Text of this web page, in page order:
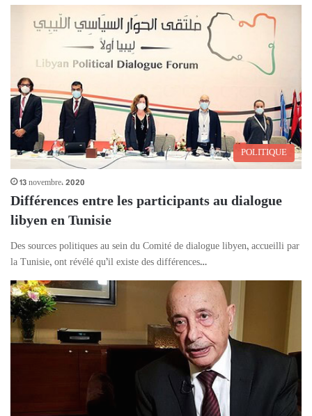
POLITIQUE
13 novembre، 2020
Différences entre les participants au dialogue
libyen en Tunisie
Des sources politiques au sein du Comité de dialogue libyen, accueilli par
la Tunisie, ont révélé qu’il existe des différences…